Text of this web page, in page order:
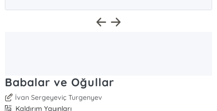
Babalar ve Oğullar
İvan Sergeyeviç Turgenyev
Kaldırım Yayınları